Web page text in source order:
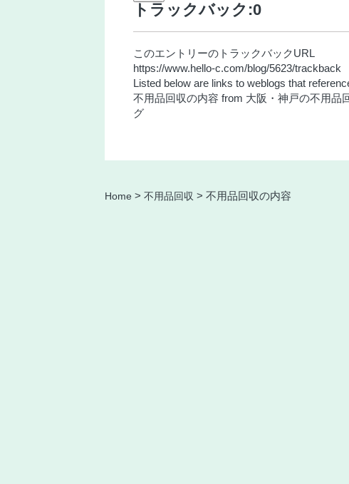
トラックバック:0
このエントリーのトラックバックURL
https://www.hello-c.com/blog/5623/trackback
Listed below are links to weblogs that
不用品回収の内容 from 大阪・神戸の不用品
グ
Home > 不用品回収 > 不用品回収の内容